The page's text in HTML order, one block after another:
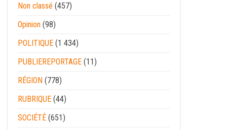
Non classé (457)
Opinion (98)
POLITIQUE (1 434)
PUBLIEREPORTAGE (11)
RÉGION (778)
RUBRIQUE (44)
SOCIÉTÉ (651)